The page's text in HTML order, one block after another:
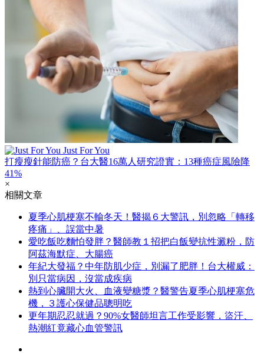
Just For You
打瘦瘦針能防癌？台大醫16萬人研究證實：13種癌症風險降
41%
×
相關文章
夏季心肌梗塞不輸冬天！醫揭６大警訊，別忽略「轉移
疼痛」、誤當中暑
愛吃飯吃麵怕發胖？醫師教１招把白飯變抗性澱粉，防
阿茲海默症、大腸癌
年紀大發福？中年防肌少症，別漏了肥胖！台大權威：
別只當病因，沒當成疾病
熱到心臟開大火、血液變糖漿？醫警告夏季心肌梗塞危
機，３護心保健品聰明吃
更年期忍忍就過？90%女醫師坦言工作受影響，盜汗、
熱潮紅竟藏心血管警訊